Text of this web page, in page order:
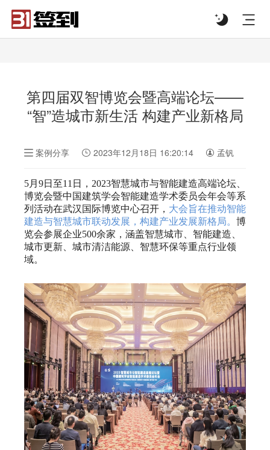
第四届双智博览会暨高端论坛——
“智”造城市新生活 构建产业新格局
案例分享 2023年12月18日 16:20:14 孟钒
5月9日至11日，2023智慧城市与智能建造高端论坛、
博览会暨中国建筑学会智能建造学术委员会年会等系
列活动在武汉国际博览中心召开， 大会旨在推动智能
建造与智慧城市联动发展，构建产业发展新格局。 博
览会参展企业500余家，涵盖智慧城市、智能建造、
城市更新、城市清洁能源、智慧环保等重点行业领
域。